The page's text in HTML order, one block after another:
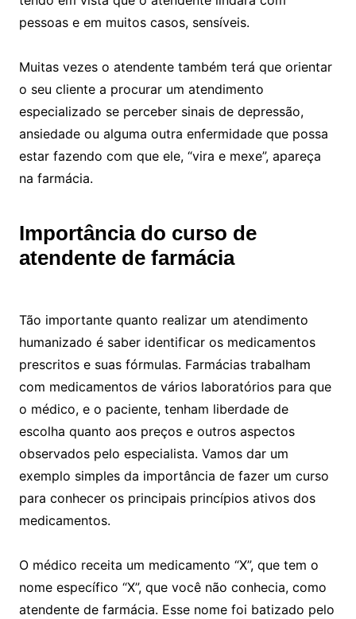
pessoas e em muitos casos, sensíveis.
Muitas vezes o atendente também terá que orientar
o seu cliente a procurar um atendimento
especializado se perceber sinais de depressão,
ansiedade ou alguma outra enfermidade que possa
estar fazendo com que ele, “vira e mexe”, apareça
na farmácia.
Importância do curso de
atendente de farmácia
Tão importante quanto realizar um atendimento
humanizado é saber identificar os medicamentos
prescritos e suas fórmulas. Farmácias trabalham
com medicamentos de vários laboratórios para que
o médico, e o paciente, tenham liberdade de
escolha quanto aos preços e outros aspectos
observados pelo especialista. Vamos dar um
exemplo simples da importância de fazer um curso
para conhecer os principais princípios ativos dos
medicamentos.
O médico receita um medicamento “X”, que tem o
nome específico “X”, que você não conhecia, como
atendente de farmácia. Esse nome foi batizado pelo